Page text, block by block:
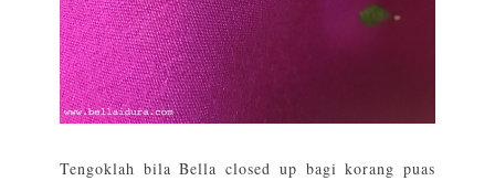
Tengoklah bila Bella closed up bagi korang puas